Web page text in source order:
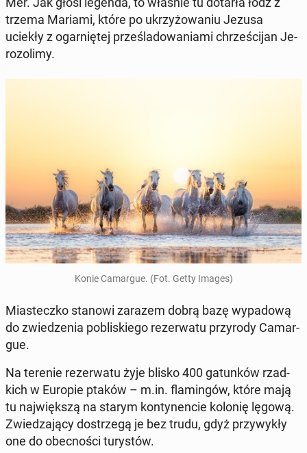
trzema Mariami, które po ukrzy­żo­wa­niu Jezusa
uciekły z ogar­nię­tej prze­śla­do­wa­nia­mi chrze­ści­jan Je­
ro­zo­li­my.
Konie Ca­mar­gue. (Fot. Getty Images)
Mia­stecz­ko stanowi zarazem dobrą bazę wy­pa­do­wą
do zwie­dze­nia po­bli­skie­go re­zer­wa­tu przy­ro­dy Ca­mar­
gue.
Na terenie re­zer­wa­tu żyje blisko 400 ga­tun­ków rzad­
kich w Europie ptaków – m.in. fla­min­gów, które mają
tu naj­więk­szą na starym kon­ty­nen­cie kolonię lęgową.
Zwie­dza­ją­cy do­strze­gą je bez trudu, gdyż przy­wy­kły
one do obec­no­ści tu­ry­stów.